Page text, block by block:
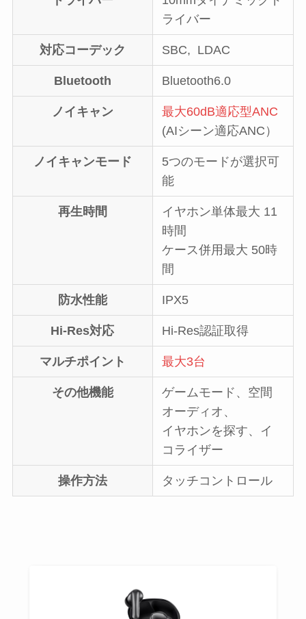
ライバー
対応コーデック SBC, LDAC
Bluetooth Bluetooth6.0
ノイキャン
最大60dB適応型ANC
(AIシーン適応ANC）
ノイキャンモード
5つのモードが選択可
能
再生時間
イヤホン単体最大 11
時間
ケース併用最大 50時
間
防水性能 IPX5
Hi-Res対応 Hi-Res認証取得
マルチポイント 最大3台
その他機能
ゲームモード、空間
オーディオ、
イヤホンを探す、イ
コライザー
操作方法 タッチコントロール